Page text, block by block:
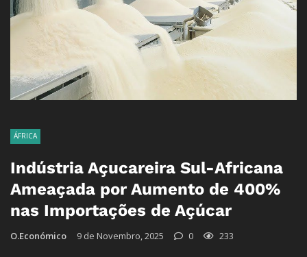
ÁFRICA
Indústria Açucareira Sul-Africana
Ameaçada por Aumento de 400%
nas Importações de Açúcar
O.Económico 9 de Novembro, 2025 0 233